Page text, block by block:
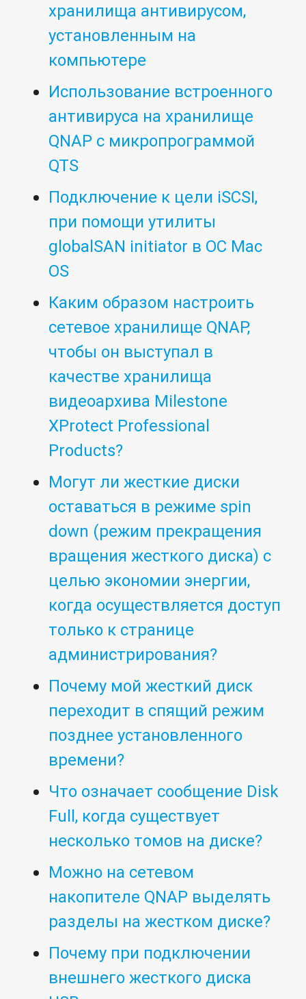
хранилища антивирусом,
установленным на
компьютере
Использование встроенного
антивируса на хранилище
QNAP с микропрограммой
QTS
Подключение к цели iSCSI,
при помощи утилиты
globalSAN initiator в ОС Mac
OS
Каким образом настроить
сетевое хранилище QNAP,
чтобы он выступал в
качестве хранилища
видеоархива Milestone
XProtect Professional
Products?
Могут ли жесткие диски
оставаться в режиме spin
down (режим прекращения
вращения жесткого диска) с
целью экономии энергии,
когда осуществляется доступ
только к странице
администрирования?
Почему мой жесткий диск
переходит в спящий режим
позднее установленного
времени?
Что означает сообщение Disk
Full, когда существует
несколько томов на диске?
Можно на сетевом
накопителе QNAP выделять
разделы на жестком диске?
Почему при подключении
внешнего жесткого диска